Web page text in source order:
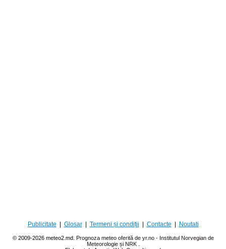
Publicitate Glosar| Termeni și condiții Contacte Noutati
© 2009-2026 meteo2.md. Prognoza meteo oferită de yr.no - Institutul Norvegian de
Meteorologie și NRK